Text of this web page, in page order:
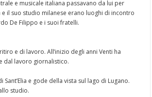
e musicale italiana passavano da lui per
il suo studio milanese erano luoghi di incontro
De Filippo e i suoi fratelli.
e di lavoro. All’inizio degli anni Venti ha
dal lavoro giornalistico.
e gode della vista sul lago di Lugano.
studio.